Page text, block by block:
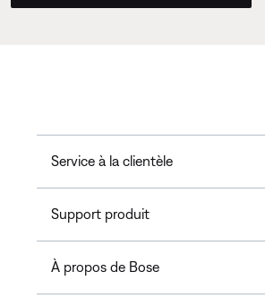
Service à la clientèle
Support produit
À propos de Bose